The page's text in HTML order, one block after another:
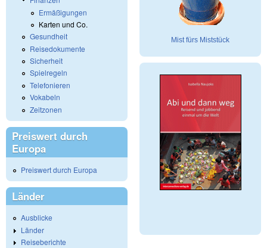
Ermäßigungen
Karten und Co.
Gesundheit
Reisedokumente
Sicherheit
Spielregeln
Telefonieren
Vokabeln
Zeitzonen
Preiswert durch
Europa
Preiswert durch Europa
Länder
Ausblicke
Länder
Reiseberichte
Mist fürs Miststück